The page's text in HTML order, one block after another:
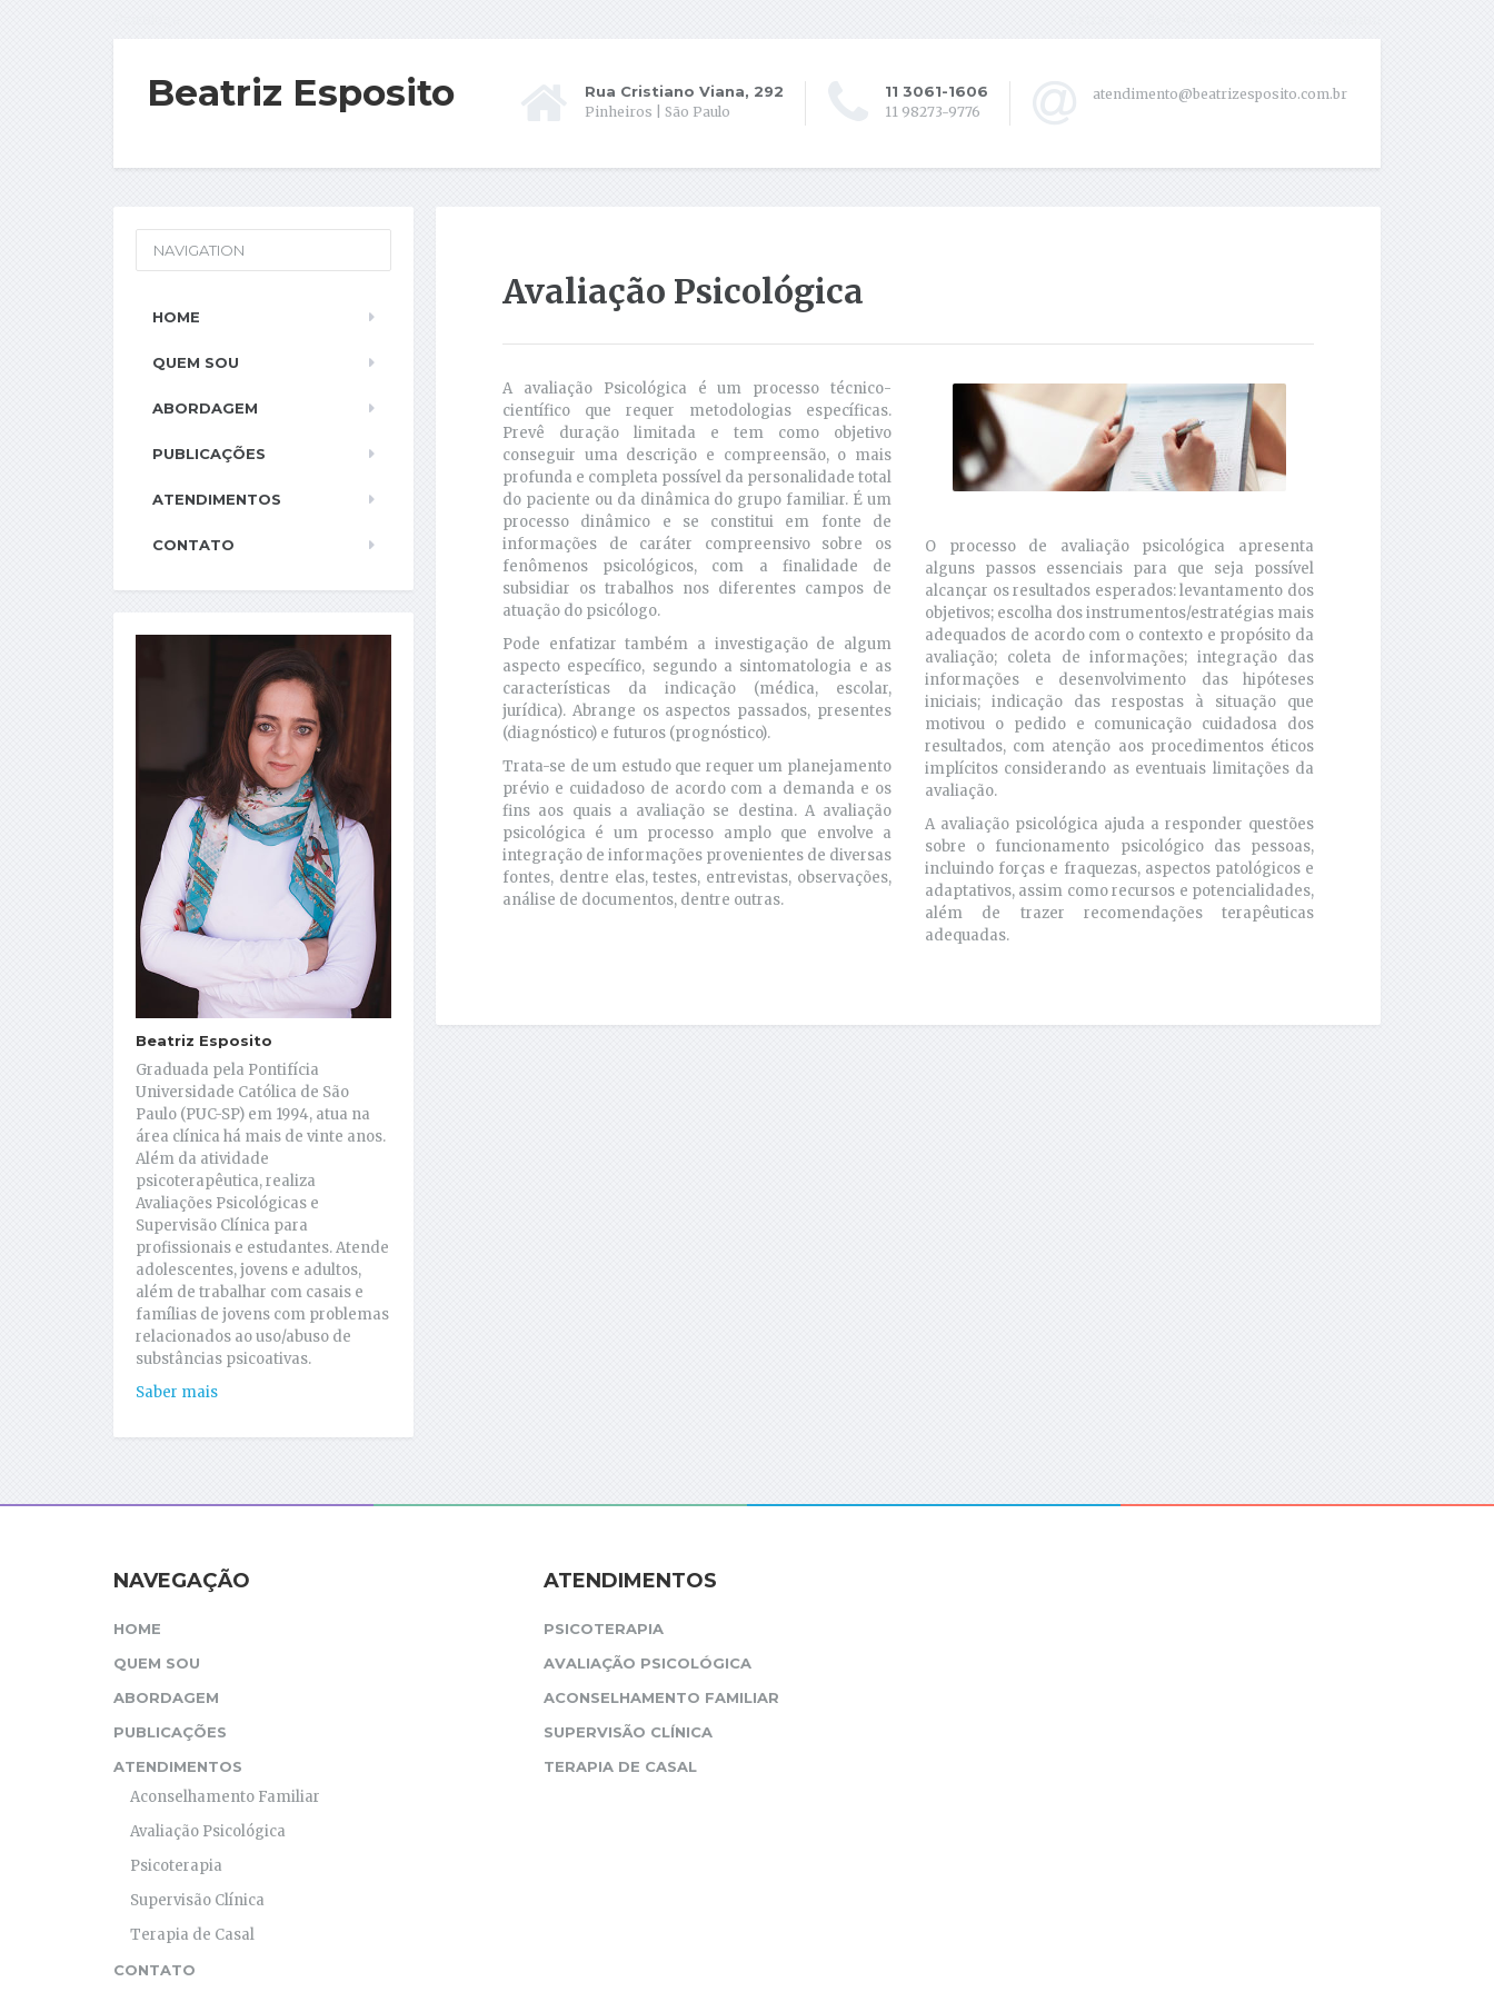
Beatriz Esposito Rua Cristiano Viana, 292
Pinheiros | São Paulo
11 3061-1606
11 98273-9776
atendimento@beatrizesposito.com.br
Avaliação Psicológica
A avaliação Psicológica é um processo técnico-
científico que requer metodologias específicas.
Prevê duração limitada e tem como objetivo
conseguir uma descrição e compreensão, o mais
profunda e completa possível da personalidade total
do paciente ou da dinâmica do grupo familiar. É um
processo dinâmico e se constitui em fonte de
informações de caráter compreensivo sobre os
fenômenos psicológicos, com a finalidade de
subsidiar os trabalhos nos diferentes campos de
atuação do psicólogo.
Pode enfatizar também a investigação de algum
aspecto específico, segundo a sintomatologia e as
características da indicação (médica, escolar,
jurídica). Abrange os aspectos passados, presentes
(diagnóstico) e futuros (prognóstico).
Trata-se de um estudo que requer um planejamento
prévio e cuidadoso de acordo com a demanda e os
fins aos quais a avaliação se destina. A avaliação
psicológica é um processo amplo que envolve a
integração de informações provenientes de diversas
fontes, dentre elas, testes, entrevistas, observações,
análise de documentos, dentre outras.
O processo de avaliação psicológica apresenta
alguns passos essenciais para que seja possível
alcançar os resultados esperados: levantamento dos
objetivos; escolha dos instrumentos/estratégias mais
adequados de acordo com o contexto e propósito da
avaliação; coleta de informações; integração das
informações e desenvolvimento das hipóteses
iniciais; indicação das respostas à situação que
motivou o pedido e comunicação cuidadosa dos
resultados, com atenção aos procedimentos éticos
implícitos considerando as eventuais limitações da
avaliação.
A avaliação psicológica ajuda a responder questões
sobre o funcionamento psicológico das pessoas,
incluindo forças e fraquezas, aspectos patológicos e
adaptativos, assim como recursos e potencialidades,
além de trazer recomendações terapêuticas
adequadas.
NAVIGATION
HOME
QUEM SOU
ABORDAGEM
PUBLICAÇÕES
ATENDIMENTOS
CONTATO
Beatriz Esposito
Graduada pela Pontifícia
Universidade Católica de São
Paulo (PUC-SP) em 1994, atua na
área clínica há mais de vinte anos.
Além da atividade
psicoterapêutica, realiza
Avaliações Psicológicas e
Supervisão Clínica para
profissionais e estudantes. Atende
adolescentes, jovens e adultos,
além de trabalhar com casais e
famílias de jovens com problemas
relacionados ao uso/abuso de
substâncias psicoativas.
Saber mais
NAVEGAÇÃO
HOME
QUEM SOU
ABORDAGEM
PUBLICAÇÕES
ATENDIMENTOS
Aconselhamento Familiar
Avaliação Psicológica
Psicoterapia
Supervisão Clínica
Terapia de Casal
CONTATO
ATENDIMENTOS
PSICOTERAPIA
AVALIAÇÃO PSICOLÓGICA
ACONSELHAMENTO FAMILIAR
SUPERVISÃO CLÍNICA
TERAPIA DE CASAL